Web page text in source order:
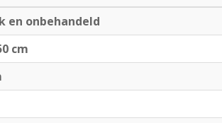
en onbehandeld
cm